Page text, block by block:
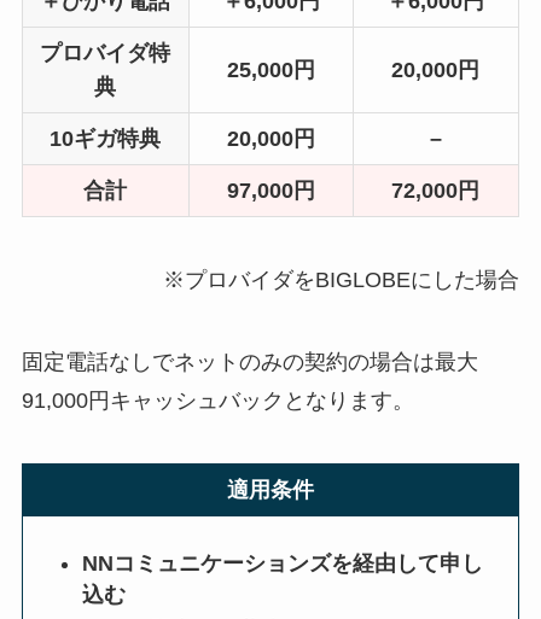
プロバイダ特
典
25,000円 20,000円
10ギガ特典 20,000円 –
合計 97,000円 72,000円
※プロバイダをBIGLOBEにした場合
固定電話なしでネットのみの契約の場合は最大
91,000円キャッシュバックとなります。
適用条件
NNコミュニケーションズを経由して申し
込む